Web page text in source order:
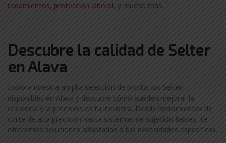
rodamientos, protección laboral, y mucho más.
Descubre la calidad de Selter
en Alava
Explora nuestra amplia selección de productos Selter
disponibles en Alava y descubre cómo pueden mejorar la
eficiencia y la precisión en tu industria. Desde herramientas de
corte de alta precisión hasta sistemas de sujeción fiables, te
ofrecemos soluciones adaptadas a tus necesidades específicas.